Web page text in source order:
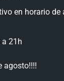
en horario de
a 21h
agosto!!!!